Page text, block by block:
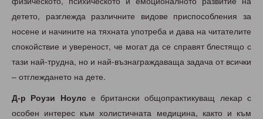
детето, разглежда различните видове приспособления за
носене и начините на тяхната употреба и дава на читателите
спокойствие и увереност, че могат да се справят блестящо с
тази най-трудна, но и най-възнаграждаваща задача от всички
– отглеждането на дете.
Д-р Роузи Ноулсе британски общопрактикуващ лекар с
особен интерес към холистичната медицина, както и към